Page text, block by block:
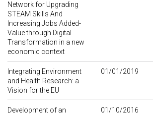
Network for Upgrading
STEAM Skills And
Increasing Jobs Added-
Value through Digital
Transformation in a new
economic context
Integrating Environment
and Health Research: a
Vision for the EU
01/01/2019
Development of an
01/10/2016